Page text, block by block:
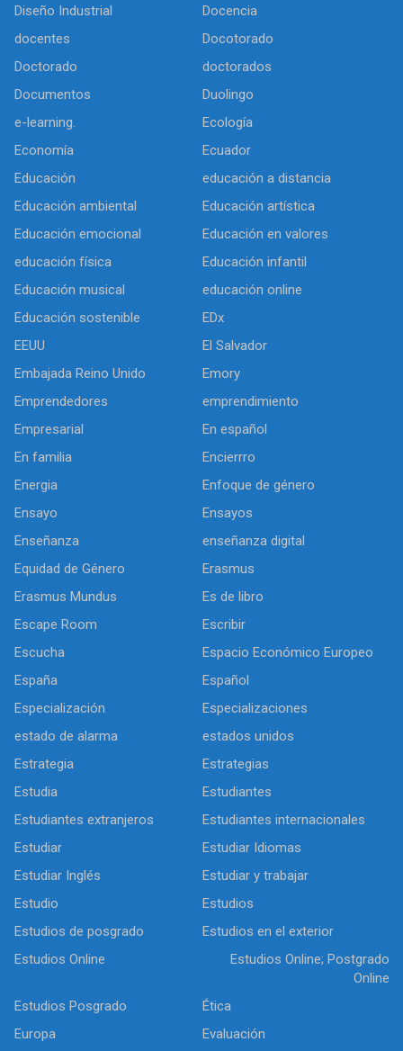
Diseño Industrial
Docencia
docentes
Docotorado
Doctorado
doctorados
Documentos
Duolingo
e-learning.
Ecología
Economía
Ecuador
Educación
educación a distancia
Educación ambiental
Educación artística
Educación emocional
Educación en valores
educación física
Educación infantil
Educación musical
educación online
Educación sostenible
EDx
EEUU
El Salvador
Embajada Reino Unido
Emory
Emprendedores
emprendimiento
Empresarial
En español
En familia
Encierrro
Energia
Enfoque de género
Ensayo
Ensayos
Enseñanza
enseñanza digital
Equidad de Género
Erasmus
Erasmus Mundus
Es de libro
Escape Room
Escribir
Escucha
Espacio Económico Europeo
España
Español
Especialización
Especializaciones
estado de alarma
estados unidos
Estrategia
Estrategias
Estudia
Estudiantes
Estudiantes extranjeros
Estudiantes internacionales
Estudiar
Estudiar Idiomas
Estudiar Inglés
Estudiar y trabajar
Estudio
Estudios
Estudios de posgrado
Estudios en el exterior
Estudios Online
Estudios Online; Postgrado
Online
Estudios Posgrado
Ética
Europa
Evaluación